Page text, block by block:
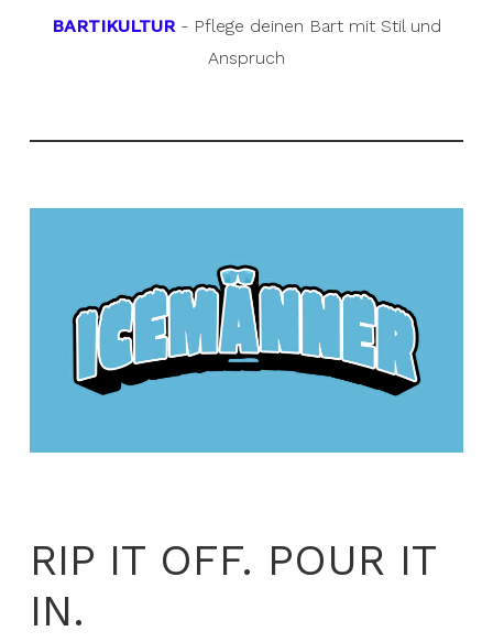
BARTIKULTUR- Pflege deinen Bart mit Stil und
Anspruch
RIP IT OFF. POUR IT
IN.